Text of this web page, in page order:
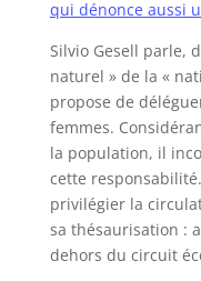
qui dénonce aussi
Silvio Gesell parle,
naturel » de la «
propose de
femmes.
la population, il
cette
privilégier la
sa thésaurisation :
dehors du circuit